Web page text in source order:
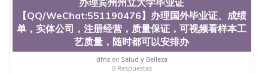
【QQ/WeChat:551190476】办理国外毕业证、成绩
单，实体公司，注册经营，质量保证，可视频看样本工
艺质量，随时都可以安排办
dfnsen Salud y Belleza
0 Respuestas